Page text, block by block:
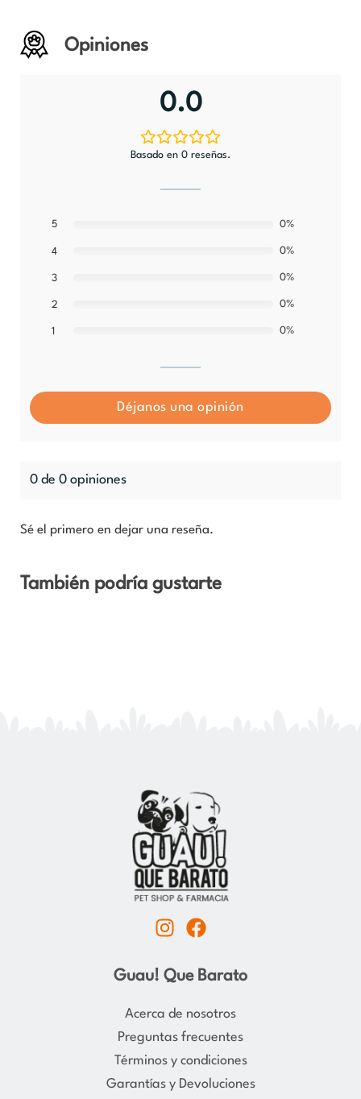
Opiniones
0.0
Basado en 0 reseñas.
5 0%
4 0%
3 0%
2 0%
1 0%
Déjanos una opinión
0 de 0 opiniones
Sé el primero en dejar una reseña.
También podría gustarte
I
s
t
a
r
a
m
F
c
e
b
o
k
Guau! Que Barato
Acerca de nosotros
Preguntas frecuentes
Términos y condiciones
Garantías y Devoluciones